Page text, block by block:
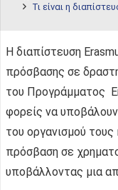
Τι είναι η
Η διαπίστευση
πρόσβασης σε
του Προγράμματος
φορείς να
του οργανισμού
πρόσβαση σε
υποβάλλοντας μια